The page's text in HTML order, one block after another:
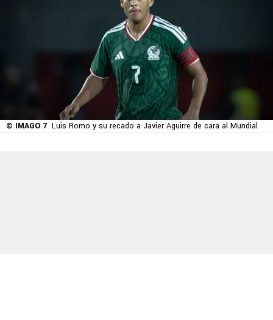
© IMAGO 7 Luis Romo y su recado a Javier Aguirre de cara al Mundial